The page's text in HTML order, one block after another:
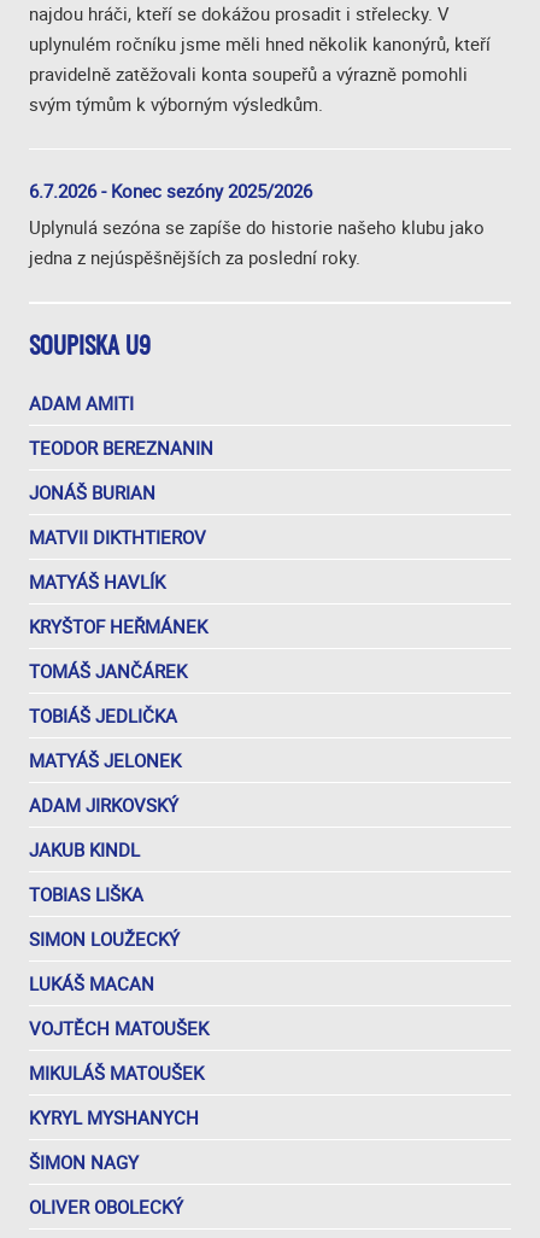
najdou hráči, kteří se dokážou prosadit i střelecky. V
uplynulém ročníku jsme měli hned několik kanonýrů, kteří
pravidelně zatěžovali konta soupeřů a výrazně pomohli
svým týmům k výborným výsledkům.
6.7.2026 - Konec sezóny 2025/2026
Uplynulá sezóna se zapíše do historie našeho klubu jako
jedna z nejúspěšnějších za poslední roky.
SOUPISKA U9
ADAM AMITI
TEODOR BEREZNANIN
JONÁŠ BURIAN
MATVII DIKTHTIEROV
MATYÁŠ HAVLÍK
KRYŠTOF HEŘMÁNEK
TOMÁŠ JANČÁREK
TOBIÁŠ JEDLIČKA
MATYÁŠ JELONEK
ADAM JIRKOVSKÝ
JAKUB KINDL
TOBIAS LIŠKA
SIMON LOUŽECKÝ
LUKÁŠ MACAN
VOJTĚCH MATOUŠEK
MIKULÁŠ MATOUŠEK
KYRYL MYSHANYCH
ŠIMON NAGY
OLIVER OBOLECKÝ